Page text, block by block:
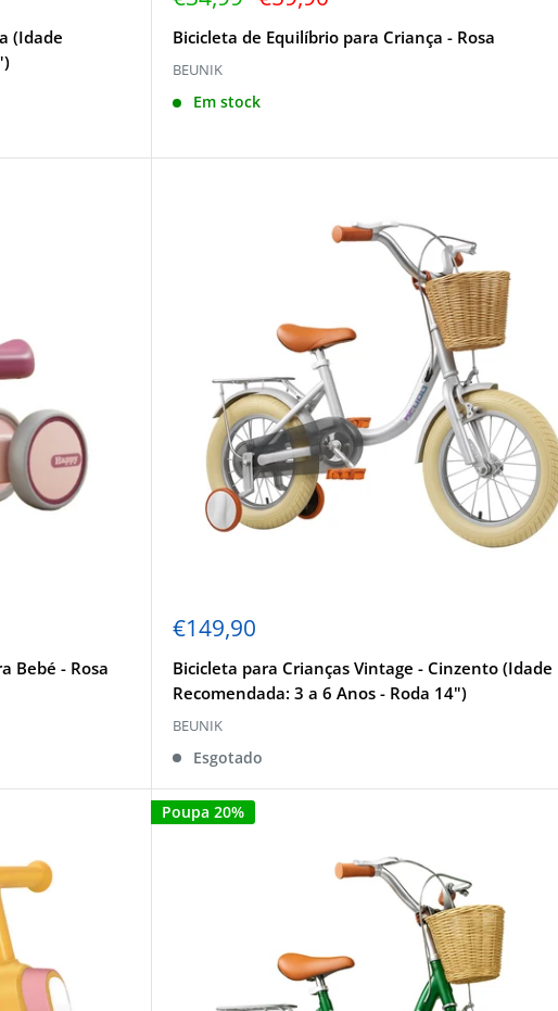
(Idade
venda
regular
Bicicleta de Equilíbrio para Criança - Rosa
BEUNIK
Em stock
Bebé - Rosa
Preço
venda
€149,90
Bicicleta para Crianças Vintage - Cinzento (Idade
Recomendada: 3 a 6 Anos - Roda 14")
BEUNIK
Esgotado
Poupa 20%
5%
Inscreve-te e ganha descontos Unikos!